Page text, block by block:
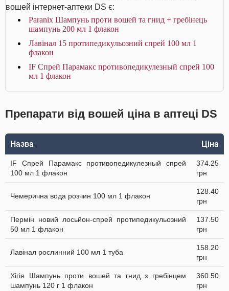
вошей інтернет-аптеки DS є:
Paranix Шампунь проти вошей та гнид + гребінець
шампунь 200 мл 1 флакон
Лавінал 15 протипедикульозний спрей 100 мл 1
флакон
IF Спрей Парамакс противопедикулезный спрей 100
мл 1 флакон
Препарати від вошей ціна в аптеці DS
Назва Ціна
IF Спрей Парамакс противопедикулезный спрей
100 мл 1 флакон
374.25
грн
Чемерична вода розчин 100 мл 1 флакон
128.40
грн
Пермін новий лосьйон-спрей протипедикульозний
50 мл 1 флакон
137.50
грн
Лавінал рослинний 100 мл 1 туба
158.20
грн
Хігія Шампунь проти вошей та гнид з гребінцем
шампунь 120 г 1 флакон
360.50
грн